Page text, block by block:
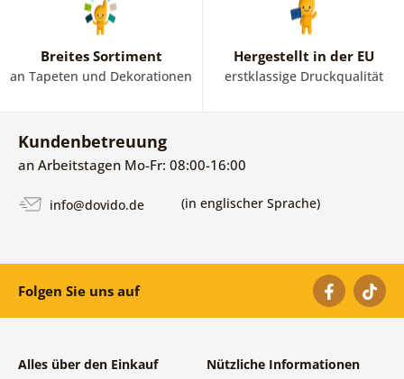
Breites Sortiment
an Tapeten und Dekorationen
Hergestellt in der EU
erstklassige Druckqualität
Kundenbetreuung
an Arbeitstagen Mo-Fr: 08:00-16:00
info@dovido.de (in englischer Sprache)
Folgen Sie uns auf
Alles über den Einkauf Nützliche Informationen